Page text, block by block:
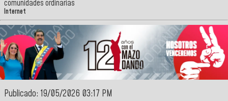
comunidades ordinarias
Internet
Publicado: 19/05/2026 03:17 PM